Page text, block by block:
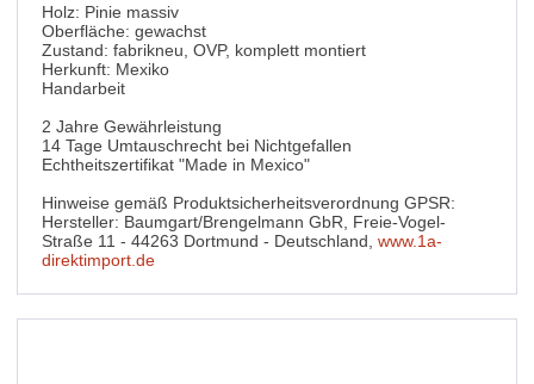
Holz: Pinie massiv
Oberfläche: gewachst
Zustand: fabrikneu, OVP, komplett montiert
Herkunft: Mexiko
Handarbeit
2 Jahre Gewährleistung
14 Tage Umtauschrecht bei Nichtgefallen
Echtheitszertifikat "Made in Mexico"
Hinweise gemäß Produktsicherheitsverordnung GPSR:
Hersteller: Baumgart/Brengelmann GbR, Freie-Vogel-
Straße 11 - 44263 Dortmund - Deutschland, www.1a-
direktimport.de